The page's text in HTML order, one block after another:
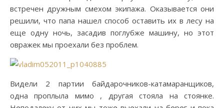
встречен дружным смехом экипажа. Оказывается они
решили, что папа нашел способ оставить их в лесу на
еще одну ночь, засадив поглубже машину, но этот
овражек мы проехали без проблем.
Видели 2 партии байдарочников-катамаранщиков,
одна проплыла мимо , другая стояла на стоянке.